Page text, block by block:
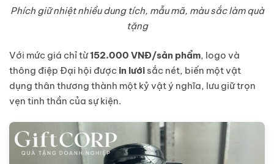
Phích giữ nhiệt nhiều dung tích, mẫu mã, màu sắc làm quà
tặng
Với mức giá chỉ từ152.000 VNĐ/sản phẩm, logo và
thông điệp Đại hội được in lưới sắc nét, biến một vật
dụng thân thương thành một kỷ vật ý nghĩa, lưu giữ trọn
vẹn tinh thần của sự kiện.